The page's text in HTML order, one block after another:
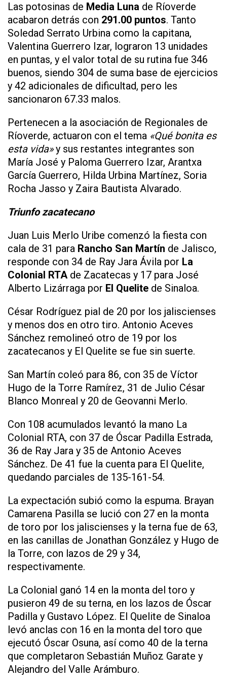
Las potosinas de Media Luna de Ríoverde
acabaron detrás con 291.00 puntos. Tanto
Soledad Serrato Urbina como la capitana,
Valentina Guerrero Izar, lograron 13 unidades
en puntas, y el valor total de su rutina fue 346
buenos, siendo 304 de suma base de ejercicios
y 42 adicionales de dificultad, pero les
sancionaron 67.33 malos.
Pertenecen a la asociación de Regionales de
Ríoverde, actuaron con el tema «Qué bonita es
esta vida»y sus restantes integrantes son
María José y Paloma Guerrero Izar, Arantxa
García Guerrero, Hilda Urbina Martínez, Soria
Rocha Jasso y Zaira Bautista Alvarado.
Triunfo zacatecano
Juan Luis Merlo Uribe comenzó la fiesta con
cala de 31 para Rancho San Martín de Jalisco,
responde con 34 de Ray Jara Ávila por La
Colonial RTAde Zacatecas y 17 para José
Alberto Lizárraga por El Quelite de Sinaloa.
César Rodríguez pial de 20 por los jaliscienses
y menos dos en otro tiro. Antonio Aceves
Sánchez remolineó otro de 19 por los
zacatecanos y El Quelite se fue sin suerte.
San Martín coleó para 86, con 35 de Víctor
Hugo de la Torre Ramírez, 31 de Julio César
Blanco Monreal y 20 de Geovanni Merlo.
Con 108 acumulados levantó la mano La
Colonial RTA, con 37 de Óscar Padilla Estrada,
36 de Ray Jara y 35 de Antonio Aceves
Sánchez. De 41 fue la cuenta para El Quelite,
quedando parciales de 135-161-54.
La expectación subió como la espuma. Brayan
Camarena Pasilla se lució con 27 en la monta
de toro por los jaliscienses y la terna fue de 63,
en las canillas de Jonathan González y Hugo de
la Torre, con lazos de 29 y 34,
respectivamente.
La Colonial ganó 14 en la monta del toro y
pusieron 49 de su terna, en los lazos de Óscar
Padilla y Gustavo López. El Quelite de Sinaloa
levó anclas con 16 en la monta del toro que
ejecutó Óscar Osuna, así como 40 de la terna
que completaron Sebastián Muñoz Garate y
Alejandro del Valle Arámburo.